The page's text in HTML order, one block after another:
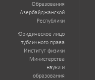
Образования
Азербайджанской
Республики
Юридическое лицо
публичного права
Институт физики
Министерства
науки и
образования